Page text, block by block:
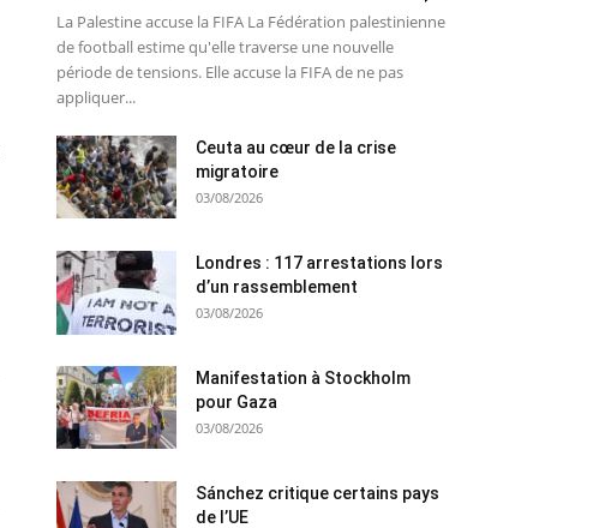
La Palestine accuse la FIFA La Fédération palestinienne
de football estime qu'elle traverse une nouvelle
période de tensions. Elle accuse la FIFA de ne pas
appliquer...
Ceuta au cœur de la crise
migratoire
03/08/2026
Londres : 117 arrestations lors
d’un rassemblement
03/08/2026
Manifestation à Stockholm
pour Gaza
03/08/2026
Sánchez critique certains pays
de l’UE